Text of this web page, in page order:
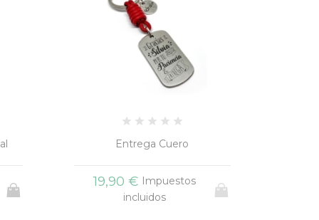
Un Diez Cuero
19,90 € Impuestos
incluidos